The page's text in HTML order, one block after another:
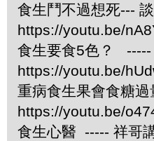
食生鬥不過想死---
https://youtu.be/
食生要食5色？ -----
https://youtu.be/
重病食生果會食糖
https://youtu.be/
食生心醫 ----- 祥哥